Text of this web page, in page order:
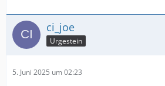
ci_joe
Urgestein
5. Juni 2025 um 02:23